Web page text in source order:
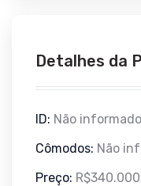
Detalhes da
ID: Não informado
Cômodos: Não
Preço: